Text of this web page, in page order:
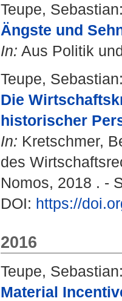
Teupe, Sebastian
Ängste und
In: Aus Politik
Teupe, Sebastian
Die
historischer
In: Kretschmer,
des
Nomos, 2018 . -
DOI: https://
2016
Teupe, Sebastian
Material